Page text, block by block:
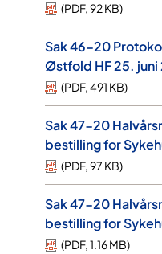
(PDF,92 KB)
Sak 46-20
Østfold HF 25. juni
(PDF,491 KB)
Sak 47-20
bestilling for
(PDF,97 KB)
Sak 47-20
bestilling for
(PDF,1.16 MB)